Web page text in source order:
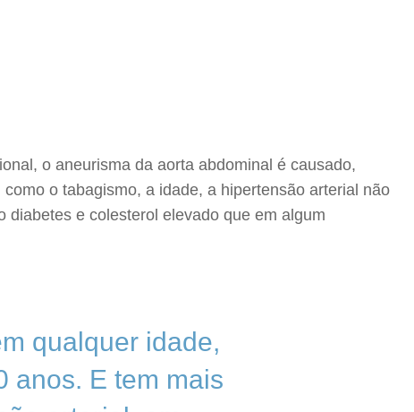
o aneurisma da aorta abdominal é causado,
o tabagismo, a idade, a hipertensão arterial não
e colesterol elevado que em algum
qualquer idade,
anos. E tem mais